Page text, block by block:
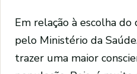
Em relação à escolha
pelo Ministério da
trazer uma maior